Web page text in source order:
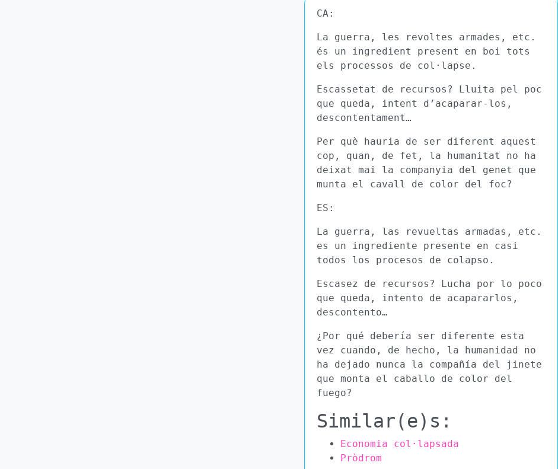
CA:
La guerra, les revoltes armades, etc.
és un ingredient present en boi tots
els processos de col·lapse.
Escassetat de recursos? Lluita pel poc
que queda, intent d’acaparar-los,
descontentament…
Per què hauria de ser diferent aquest
cop, quan, de fet, la humanitat no ha
deixat mai la companyia del genet que
munta el cavall de color del foc?
ES:
La guerra, las revueltas armadas, etc.
es un ingrediente presente en casi
todos los procesos de colapso.
Escasez de recursos? Lucha por lo poco
que queda, intento de acapararlos,
descontento…
¿Por qué debería ser diferente esta
vez cuando, de hecho, la humanidad no
ha dejado nunca la compañía del jinete
que monta el caballo de color del
fuego?
Similar(e)s:
Economia col·lapsada
Pròdrom